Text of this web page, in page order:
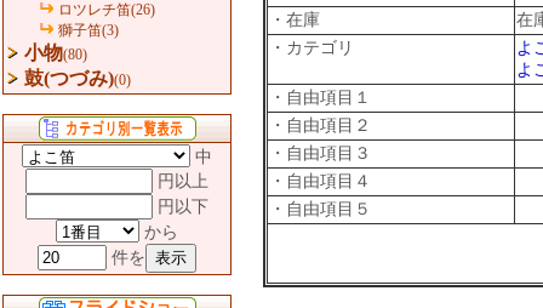
ロツレチ笛(26)
獅子笛(3)
小物(80)
鼓(つづみ)(0)
中
円以上
円以下
から
件を
・在庫
在
・カテゴリ
よ
よ
・自由項目１
・自由項目２
・自由項目３
・自由項目４
・自由項目５